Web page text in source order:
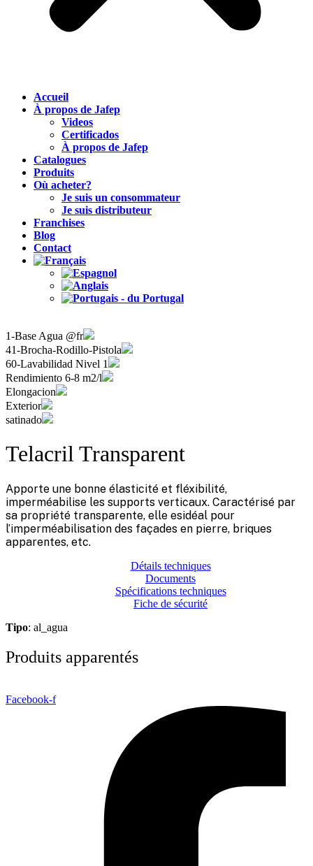
Accueil
À propos de Jafep
Videos
Certificados
À propos de Jafep
Catalogues
Produits
Où acheter?
Je suis un consommateur
Je suis distributeur
Franchises
Blog
Contact
1-Base Agua @fr
41-Brocha-Rodillo-Pistola
60-Lavabilidad Nivel 1
Rendimiento 6-8 m2/l
Elongacion
Exterior
satinado
Telacril Transparent
Apporte une bonne élasticité et fléxibilité,
imperméabilise les supports verticaux. Caractérisé par
sa propriété transparente, elle esidéal pour
l’imperméabilisation des façades en pierre, briques
apparentes, etc.
Détails techniques
Documents
Spécifications techniques
Fiche de sécurité
Tipo: al_agua
Produits apparentés
Facebook-f